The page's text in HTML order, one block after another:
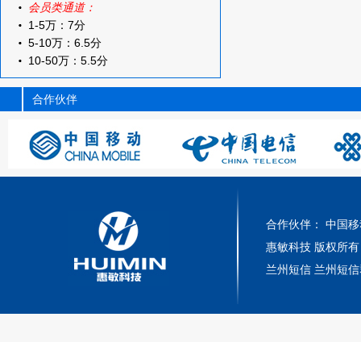
会员类通道：
1-5万：7分
5-10万：6.5分
10-50万：5.5分
合作伙伴
合作伙伴： 中国
惠敏科技 版权所
兰州短信 兰州短